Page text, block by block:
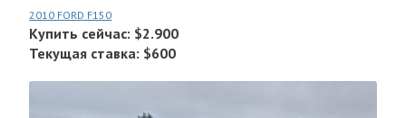
2010 FORD F150
Купить сейчас: $2.900
Текущая ставка: $600